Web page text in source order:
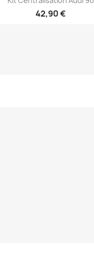
42,90 €